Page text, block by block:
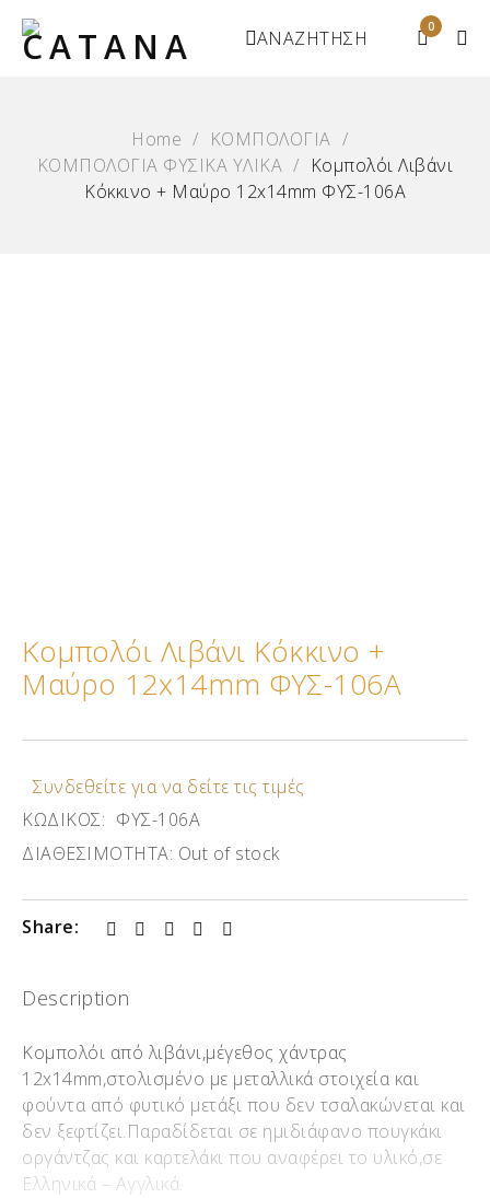
0
ΑΝΑΖΗΤΗΣΗ
Home / ΚΟΜΠΟΛΟΓΙΑ /
ΚΟΜΠΟΛΟΓΙΑ ΦΥΣΙΚΑ ΥΛΙΚΑ / Κομπολόι Λιβάνι
Κόκκινο + Μαύρο 12x14mm ΦΥΣ-106Α
Κομπολόι Λιβάνι Κόκκινο +
Μαύρο 12x14mm ΦΥΣ-106Α
Συνδεθείτε για να δείτε τις τιμές
ΚΩΔΙΚΟΣ: ΦΥΣ-106Α
ΔΙΑΘΕΣΙΜΟΤΗΤΑ: Out of stock
Share:
Description
Κομπολόι από λιβάνι,μέγεθος χάντρας
12x14mm,στολισμένο με μεταλλικά στοιχεία και
φούντα από φυτικό μετάξι που δεν τσαλακώνεται και
δεν ξεφτίζει.Παραδίδεται σε ημιδιάφανο πουγκάκι
οργάντζας και καρτελάκι που αναφέρει το υλικό,σε
Ελληνικά – Αγγλικά.